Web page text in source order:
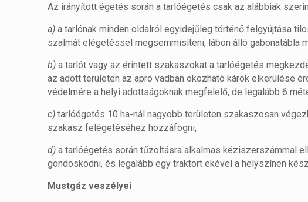
Az irányított égetés során a tarlóégetés csak az alábbiak
a) a tarlónak minden oldalról egyidejűleg történő felgyújtása
szalmát elégetéssel megsemmisíteni, lábon álló gabonatábla
b) a tarlót vagy az érintett szakaszokat a tarlóégetés
az adott területen az apró vadban okozható károk elkerülése
védelmére a helyi adottságoknak megfelelő, de legalább 6
c) tarlóégetés 10 ha-nál nagyobb területen szakaszosan
szakasz felégetéséhez hozzáfogni,
d) a tarlóégetés során tűzoltásra alkalmas kéziszerszámmal
gondoskodni, és legalább egy traktort ekével a helyszínen
Mustgáz veszélyei